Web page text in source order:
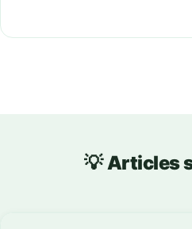
💡 Articles